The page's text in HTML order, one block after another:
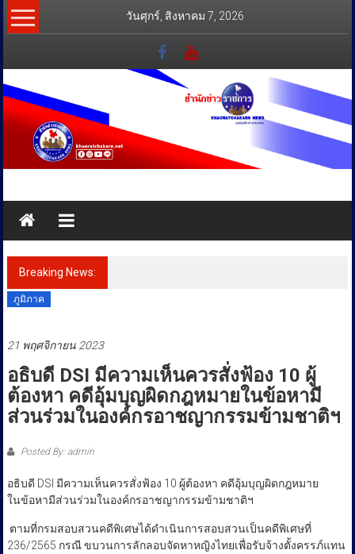
Skip
to
วันศุกร์, สิงหาคม 7, 2026
สำนัก
ข่าว
ราชการ
ทุกข์
สุข
ข้าง
ประชาชน
Breaking News:
ภูมิภาค
21 พฤศจิกายน 2023
อธิบดี DSI มีความเห็นควรสั่งฟ้อง 10 ผู้
ต้องหา คดีอุ้มบุญผิดกฎหมายในข้อหามี
ส่วนร่วมในองค์กรอาชญากรรมข้ามชาติฯ
Posted By: admin
อธิบดี DSI มีความเห็นควรสั่งฟ้อง 10 ผู้ต้องหา คดีอุ้มบุญผิดกฎหมาย
ในข้อหามีส่วนร่วมในองค์กรอาชญากรรมข้ามชาติฯ
​ ตามที่กรมสอบสวนคดีพิเศษได้ดำเนินการสอบสวนเป็นคดีพิเศษที่
236/2565 กรณี ขบวนการลักลอบจัดหาหญิงไทยเพื่อรับจ้างตั้งครรภ์แทน